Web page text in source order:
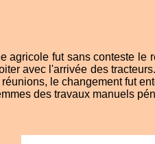
agricole fut sans conteste
avec l'arrivée des
le changement fut
des travaux manuels